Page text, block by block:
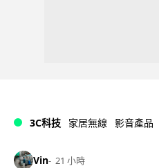
3C科技 家居無線 影音產品
Vin 21 小時